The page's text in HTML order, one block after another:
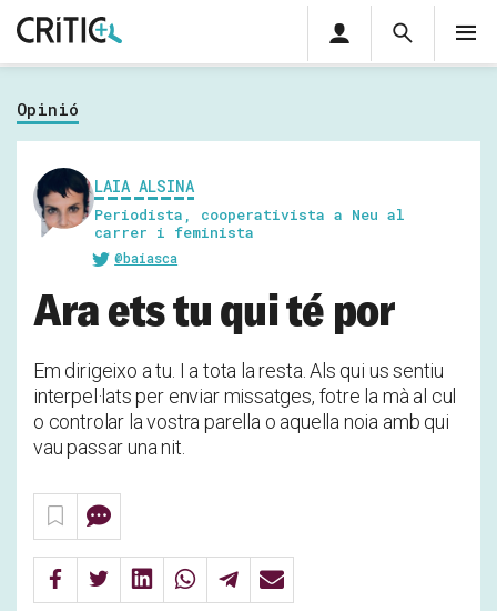
Cerca
Cerca
privada
Inicia sessió
Opinió
LAIA ALSINA
Periodista, cooperativista a Neu al
carrer i feminista
@baiasca
Ara ets tu qui té por
Em dirigeixo a tu. I a tota la resta. Als qui us sentiu
interpel·lats per enviar missatges, fotre la mà al cul
o controlar la vostra parella o aquella noia amb qui
vau passar una nit.